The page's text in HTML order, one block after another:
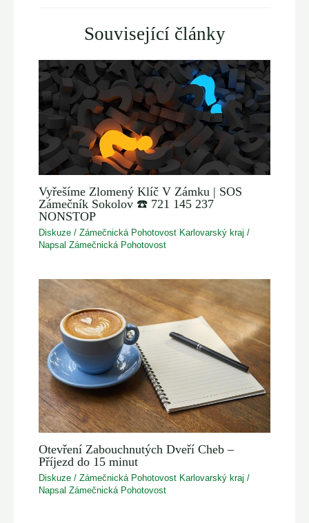
Související články
Vyřešíme Zlomený Klíč V Zámku | SOS
Zámečník Sokolov ☎️ 721 145 237
NONSTOP
Diskuze /Zámečnická Pohotovost Karlovarský kraj /
NapsalZámečnická Pohotovost
Otevření Zabouchnutých Dveří Cheb –
Příjezd do 15 minut
Diskuze /Zámečnická Pohotovost Karlovarský kraj /
NapsalZámečnická Pohotovost